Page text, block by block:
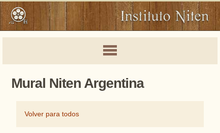
Mural Niten Argentina
Volver para todos